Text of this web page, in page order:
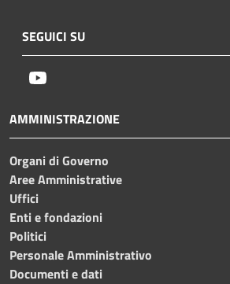
SEGUICI SU
AMMINISTRAZIONE
Organi di Governo
Aree Amministrative
Uffici
Enti e fondazioni
Politici
Personale Amministrativo
Documenti e dati